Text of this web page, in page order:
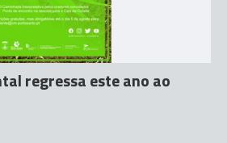
regressa este ano ao